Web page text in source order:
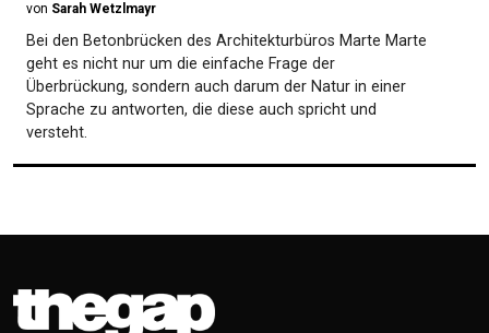
von Sarah Wetzlmayr
Bei den Betonbrücken des Architekturbüros Marte Marte
geht es nicht nur um die einfache Frage der
Überbrückung, sondern auch darum der Natur in einer
Sprache zu antworten, die diese auch spricht und
versteht.